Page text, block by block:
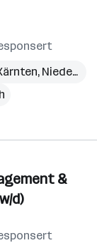
, Niederösterreich
&
d)